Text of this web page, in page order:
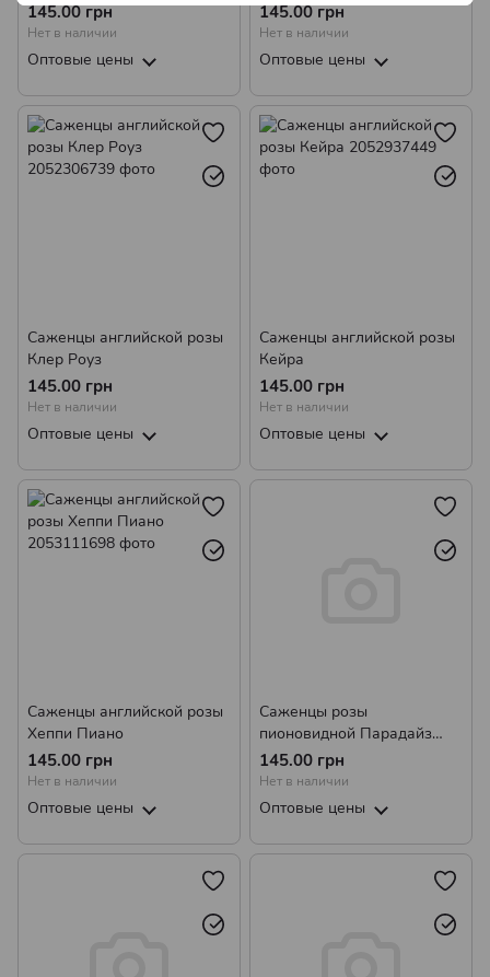
145.00 грн
Нет в наличии
Оптовые цены
145.00 грн
Нет в наличии
Оптовые цены
Саженцы английской розы
Клер Роуз
145.00 грн
Нет в наличии
Оптовые цены
Саженцы английской розы
Кейра
145.00 грн
Нет в наличии
Оптовые цены
Саженцы английской розы
Хеппи Пиано
145.00 грн
Нет в наличии
Оптовые цены
Саженцы розы
пионовидной Парадайз
Бич (Paradise Beach)
145.00 грн
Нет в наличии
Оптовые цены